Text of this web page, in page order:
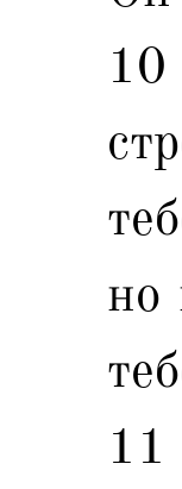
но
11